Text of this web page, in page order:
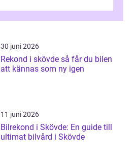
30 juni 2026
Rekond i skövde så får du bilen
att kännas som ny igen
11 juni 2026
Bilrekond i Skövde: En guide till
ultimat bilvård i Skövde